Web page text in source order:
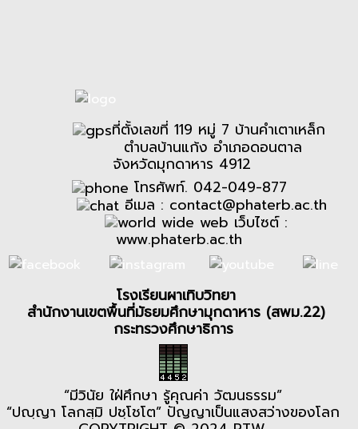
ที่ตั้งเลขที่ 119 หมู่ 7 บ้านคำเตาเหล็ก
ตำบลบ้านแก้ง อำเภอดอนตาล
จังหวัดมุกดาหาร 4912
โทรศัพท์. 042-049-877
อีเมล : contact@phaterb.ac.th
เว็บไซต์ :
www.phaterb.ac.th
โรงเรียนผาเทิบวิทยา
สำนักงานเขตพื้นที่มัธยมศึกษามุกดาหาร (สพม.22)
กระทรวงศึกษาธิการ
“มีวินัย ใฝ่ศึกษา รู้คุณค่า วัฒนธรรม”
“ปญฺญา โลกสฺมิ ปชฺโชโต” ปัญญาเป็นแสงสว่างของโลก